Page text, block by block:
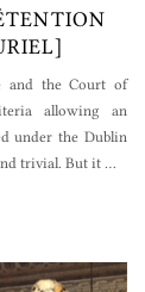
and the Court of
allowing an
under the Dublin
trivial. But it …